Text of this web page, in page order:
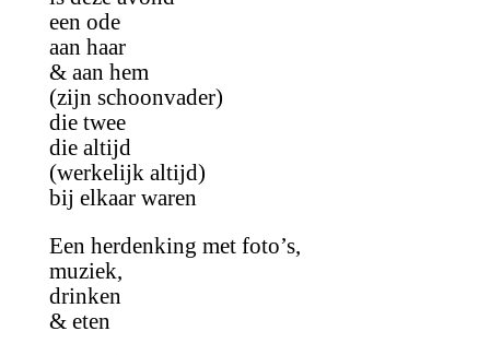
een ode
aan haar
& aan hem
(zijn schoonvader)
die twee
die altijd
(werkelijk altijd)
bij elkaar waren
Een herdenking met foto’s,
muziek,
drinken
& eten